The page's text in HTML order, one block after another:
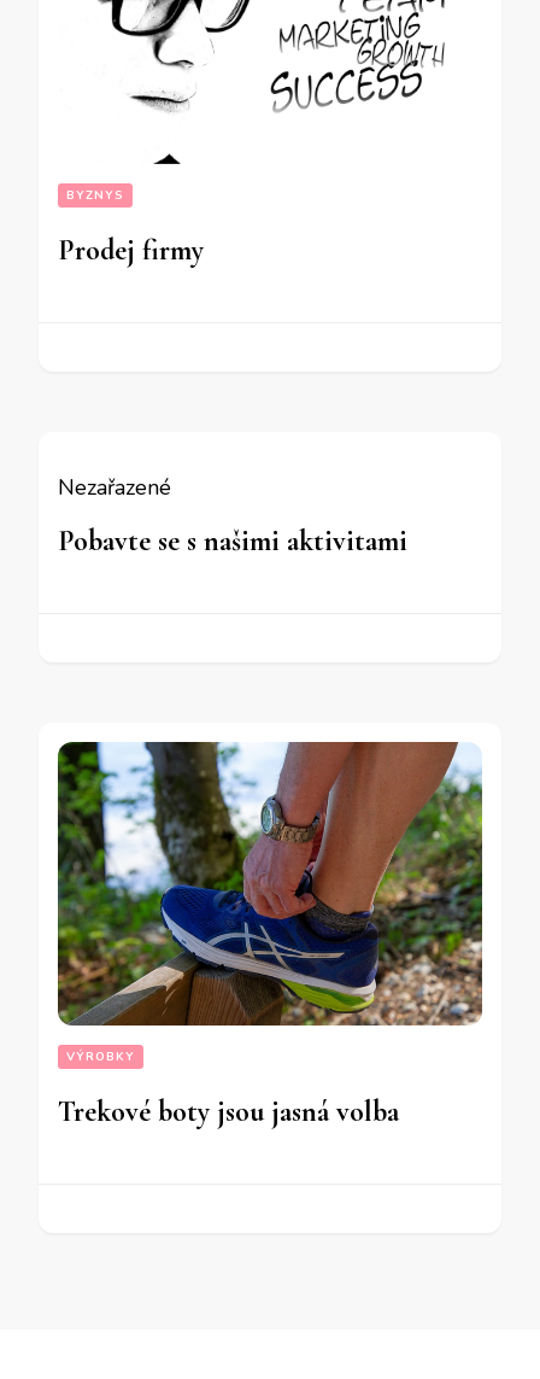
BYZNYS
Prodej firmy
Nezařazené
Pobavte se s našimi aktivitami
VÝROBKY
Trekové boty jsou jasná volba